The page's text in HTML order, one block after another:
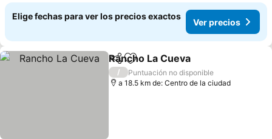
Elige fechas para ver los precios exactos
Ver precios
CompartirAgregar a favoritos
Rancho La Cueva
/
Puntuación no disponible
a 18.5 km de: Centro de la ciudad